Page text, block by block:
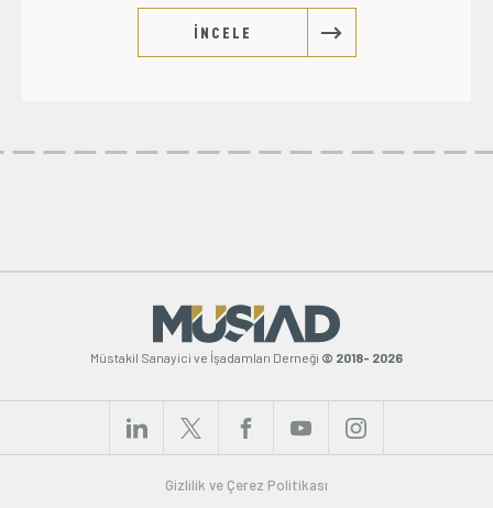
İNCELE
Müstakil Sanayici ve İşadamları Derneği © 2018- 2026
Gizlilik ve Çerez Politikası